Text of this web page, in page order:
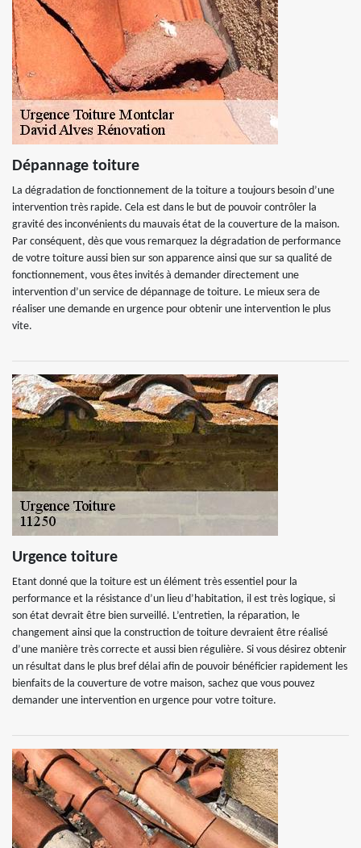
Dépannage toiture
La dégradation de fonctionnement de la toiture a toujours besoin d’une
intervention très rapide. Cela est dans le but de pouvoir contrôler la
gravité des inconvénients du mauvais état de la couverture de la maison.
Par conséquent, dès que vous remarquez la dégradation de performance
de votre toiture aussi bien sur son apparence ainsi que sur sa qualité de
fonctionnement, vous êtes invités à demander directement une
intervention d’un service de dépannage de toiture. Le mieux sera de
réaliser une demande en urgence pour obtenir une intervention le plus
vite.
Urgence toiture
Etant donné que la toiture est un élément très essentiel pour la
performance et la résistance d’un lieu d’habitation, il est très logique, si
son état devrait être bien surveillé. L’entretien, la réparation, le
changement ainsi que la construction de toiture devraient être réalisé
d’une manière très correcte et aussi bien régulière. Si vous désirez obtenir
un résultat dans le plus bref délai afin de pouvoir bénéficier rapidement les
bienfaits de la couverture de votre maison, sachez que vous pouvez
demander une intervention en urgence pour votre toiture.